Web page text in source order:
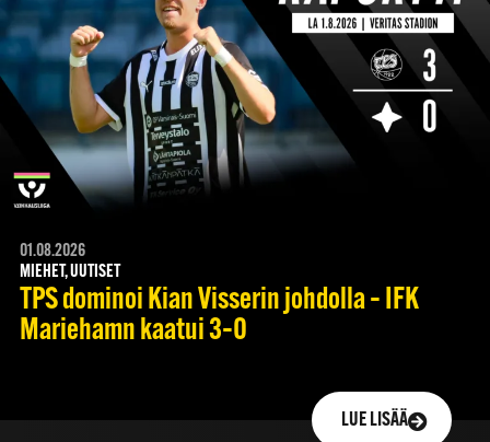
01.08.2026
MIEHET, UUTISET
TPS dominoi Kian Visserin johdolla – IFK
Mariehamn kaatui 3–0
LUE LISÄÄ